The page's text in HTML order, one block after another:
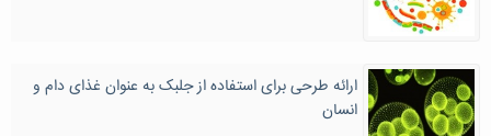
ارائه طرحی برای استفاده از جلبک به عنوان غذای دام و
انسان